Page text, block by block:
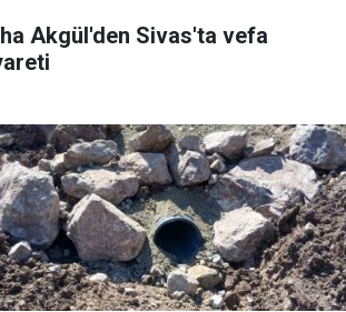
Akgül'den Sivas'ta vefa